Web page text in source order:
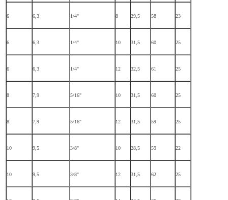
6 6,3 1/4" 8 29,5 58 23
6 6,3 1/4" 10 31,5 60 25
6 6,3 1/4" 12 32,5 61 25
8 7,9 5/16" 10 31,5 60 25
8 7,9 5/16" 12 31,5 59 25
10 9,5 3/8" 10 28,5 59 22
10 9,5 3/8" 12 31,5 62 25